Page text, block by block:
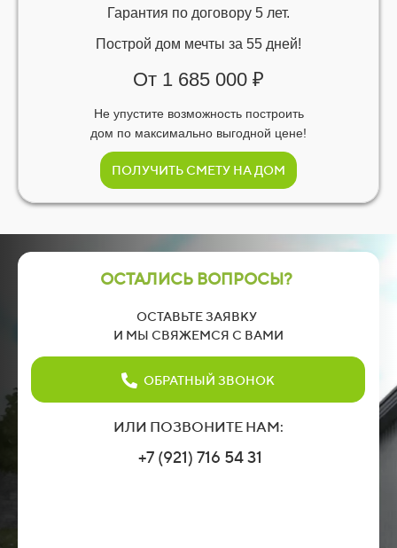
Гарантия по договору 5 лет.
Построй дом мечты за 55 дней!
От 1 685 000 ₽
Не упустите возможность построить
дом по максимально выгодной цене!
ПОЛУЧИТЬ СМЕТУ НА ДОМ
ОСТАЛИСЬ ВОПРОСЫ?
ОСТАВЬТЕ ЗАЯВКУ
И МЫ СВЯЖЕМСЯ С ВАМИ
ОБРАТНЫЙ ЗВОНОК
ИЛИ ПОЗВОНИТЕ НАМ:
+7 (921) 716 54 31